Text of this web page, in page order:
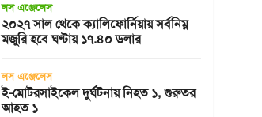
লস এঞ্জেলেস
২০২৭ সাল থেকে ক্যালিফোর্নিয়ায় সর্বনিম্ন
মজুরি হবে ঘণ্টায় ১৭.৪০ ডলার
লস এঞ্জেলেস
ই-মোটরসাইকেল দুর্ঘটনায় নিহত ১, গুরুতর
আহত ১